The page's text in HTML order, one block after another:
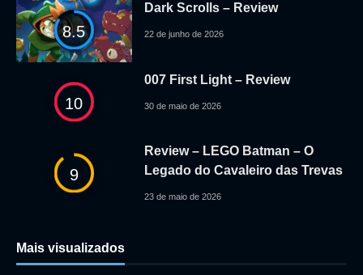
8.5
Dark Scrolls – Review
22 de junho de 2026
10
007 First Light – Review
30 de maio de 2026
9
Review – LEGO Batman – O
Legado do Cavaleiro das Trevas
23 de maio de 2026
Mais visualizados